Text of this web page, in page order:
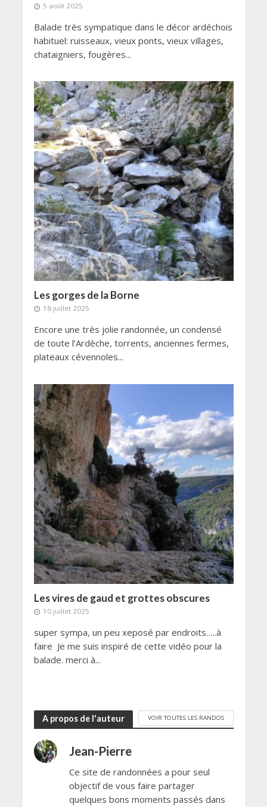
5 août 2025
Balade très sympatique dans le décor ardéchois
habituel: ruisseaux, vieux ponts, vieux villages,
chataigniers, fougères...
Les gorges de la Borne
18 juillet 2025
Encore une très jolie randonnée, un condensé
de toute l’Ardèche, torrents, anciennes fermes,
plateaux cévennoles...
Les vires de gaud et grottes obscures
10 juillet 2025
super sympa, un peu xeposé par endroits…..à
faire Je me suis inspiré de cette vidéo pour la
balade. merci à...
A propos de l'auteur VOIR TOUTES LES RANDOS
Jean-Pierre
Ce site de randonnées a pour seul
objectif de vous faire partager
quelques bons moments passés dans